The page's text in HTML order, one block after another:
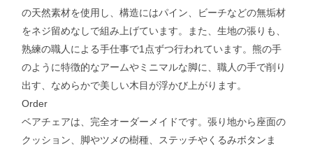
の天然素材を使用し、構造にはパイン、ビーチなどの無垢材
をネジ留めなしで組み上げています。また、生地の張りも、
熟練の職人による手仕事で1点ずつ行われています。熊の手
のように特徴的なアームやミニマルな脚に、職人の手で削り
出す、なめらかで美しい木目が浮かび上がります。
Order
ベアチェアは、完全オーダーメイドです。張り地から座面の
クッション、脚やツメの樹種、ステッチやくるみボタンま